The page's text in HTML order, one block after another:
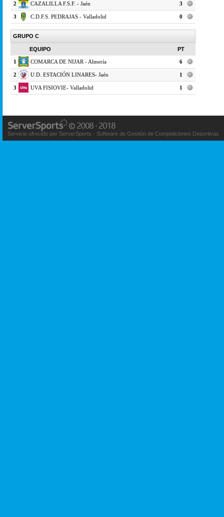
2 CAZALILLA F.S.F. - Jaén 3
3 C.D.F.S. PEDRAJAS - Valladolid 0
GRUPO C
EQUIPO PT
1 COMARCA DE NIJAR - Almería 6
2 U.D. ESTACIÓN LINARES- Jaén 1
3 UVA FISIOVIE- Valladolid 1
Servicio ofrecido por ServerSports - Software de Gestión de Competiciones Deportivas